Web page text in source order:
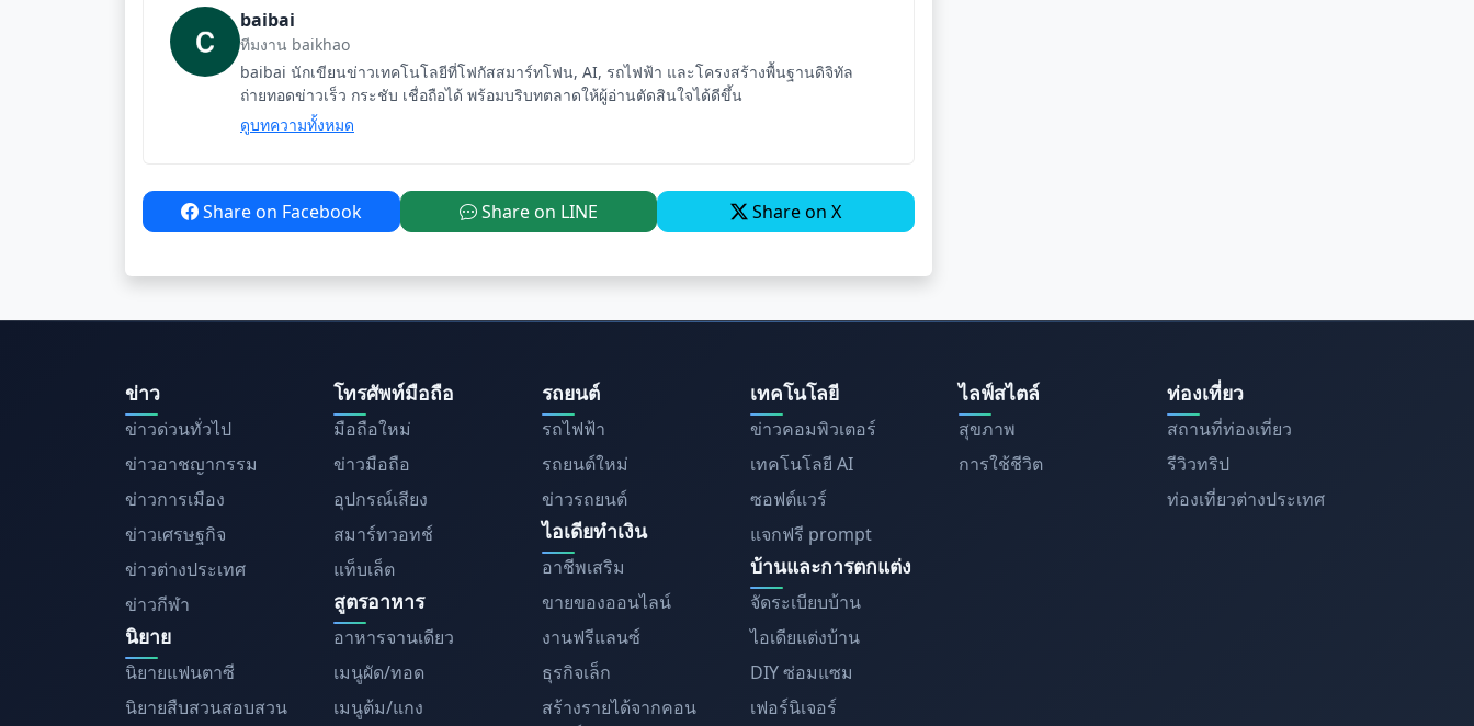
baibai
ทีมงาน baikhao
baibai นักเขียนข่าวเทคโนโลยีที่โฟกัสสมาร์ทโฟน, AI, รถไฟฟ้า และโครงสร้างพื้นฐานดิจิทัล
ถ่ายทอดข่าวเร็ว กระชับ เชื่อถือได้ พร้อมบริบทตลาดให้ผู้อ่านตัดสินใจได้ดีขึ้น
ดูบทความทั้งหมด
Share on Facebook Share on LINE Share on X
ข่าว
ข่าวด่วนทั่วไป
ข่าวอาชญากรรม
ข่าวการเมือง
ข่าวเศรษฐกิจ
ข่าวต่างประเทศ
ข่าวกีฬา
นิยาย
นิยายแฟนตาซี
นิยายสืบสวนสอบสวน
โทรศัพท์มือถือ
มือถือใหม่
ข่าวมือถือ
อุปกรณ์เสียง
สมาร์ทวอทช์
แท็บเล็ต
สูตรอาหาร
อาหารจานเดียว
เมนูผัด/ทอด
เมนูต้ม/แกง
รถยนต์
รถไฟฟ้า
รถยนต์ใหม่
ข่าวรถยนต์
ไอเดียทำเงิน
อาชีพเสริม
ขายของออนไลน์
งานฟรีแลนซ์
ธุรกิจเล็ก
สร้างรายได้จากคอน
เทคโนโลยี
ข่าวคอมพิวเตอร์
เทคโนโลยี AI
ซอฟต์แวร์
แจกฟรี prompt
บ้านและการตกแต่ง
จัดระเบียบบ้าน
ไอเดียแต่งบ้าน
DIY ซ่อมแซม
เฟอร์นิเจอร์
ไลฟ์สไตล์
สุขภาพ
การใช้ชีวิต
ท่องเที่ยว
สถานที่ท่องเที่ยว
รีวิวทริป
ท่องเที่ยวต่างประเทศ